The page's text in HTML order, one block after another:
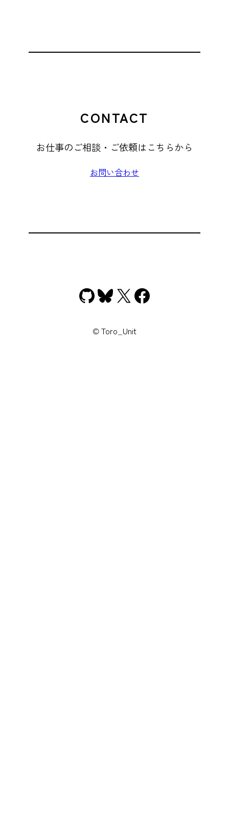
CONTACT
お仕事のご相談・ご依頼はこちらから
お問い合わせ
GitHub
Bluesky
X Facebook
© Toro_Unit